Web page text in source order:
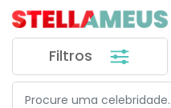
Filtros